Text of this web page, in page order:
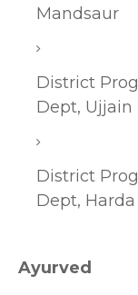
Mandsaur
District
Dept, Ujjain
District
Dept, Harda
Ayurved